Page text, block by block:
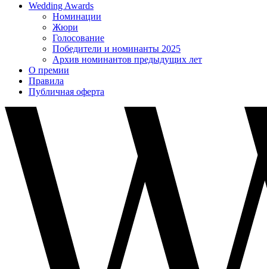
Wedding Awards
Номинации
Жюри
Голосование
Победители и номинанты 2025
Архив номинантов предыдущих лет
О премии
Правила
Публичная оферта